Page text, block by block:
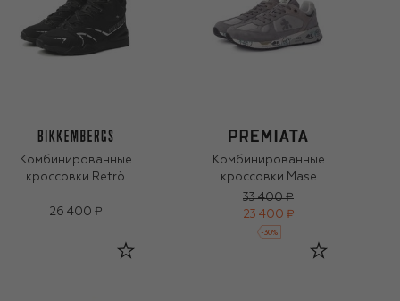
Комбинированные
кроссовки Retrò
26 400 ₽
Комбинированные
кроссовки Mase
33 400 ₽
23 400 ₽
-30%